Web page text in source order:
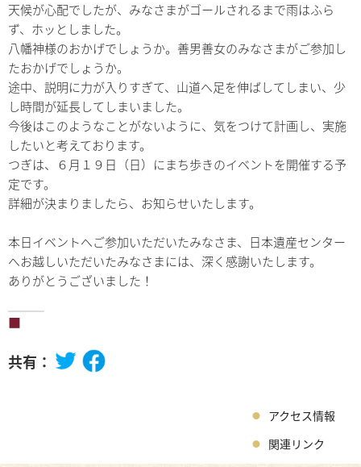
天候が心配でしたが、みなさまがゴールされるまで雨はふら
ず、ホッとしました。
八幡神様のおかげでしょうか。善男善女のみなさまがご参加し
たおかげでしょうか。
途中、説明に力が入りすぎて、山道へ足を伸ばしてしまい、少
し時間が延長してしまいました。
今後はこのようなことがないように、気をつけて計画し、実施
したいと考えております。
つぎは、６月１９日（日）にまち歩きのイベントを開催する予
定です。
詳細が決まりましたら、お知らせいたします。
本日イベントへご参加いただいたみなさま、日本遺産センター
へお越しいただいたみなさまには、深く感謝いたします。
ありがとうございました！
共有：
アクセス情報
関連リンク